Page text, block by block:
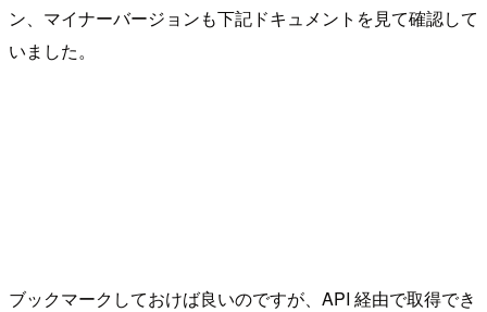
ン、マイナーバージョンも下記ドキュメントを見て確認して
いました。
ブックマークしておけば良いのですが、API 経由で取得でき